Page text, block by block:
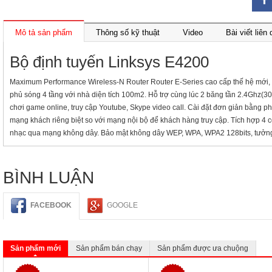
Mô tả sản phẩm Thông số kỹ thuật Video Bài viết liên
Bộ định tuyến Linksys E4200
Maximum Performance Wireless-N Router Router E-Series cao cấp thế hệ
phủ sóng 4 tầng với nhà diện tích 100m2. Hỗ trợ cùng lúc 2 băng tần
chơi game online, truy cập Youtube, Skype video call. Cài đặt đơn giản bằng
mạng khách riêng biệt so với mạng nội bộ để khách hàng truy cập. Tích hợp
nhạc qua mạng không dây. Bảo mật không dây WEP, WPA, WPA2 128bits,
BÌNH LUẬN
FACEBOOK GOOGLE
Sản phẩm mới Sản phẩm bán chạy Sản phẩm được ưa chuộng